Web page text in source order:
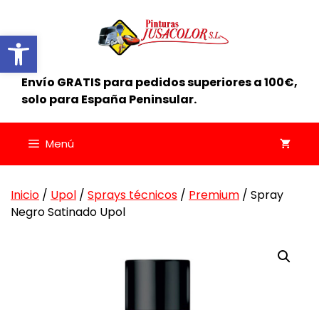
Abrir barra de herramientas
contenido
Envío GRATIS para pedidos superiores a 100€,
solo para España Peninsular.
Menú
Inicio / Upol / Sprays técnicos / Premium / Spray
Negro Satinado Upol